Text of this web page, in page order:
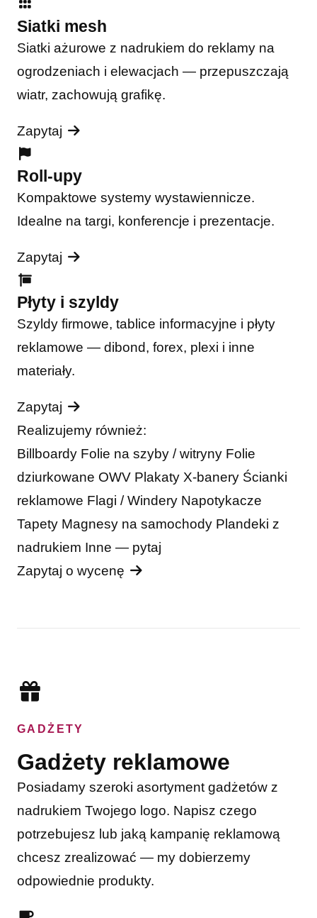
Siatki mesh
Siatki ażurowe z nadrukiem do reklamy na
ogrodzeniach i elewacjach — przepuszczają
wiatr, zachowują grafikę.
Zapytaj
Roll-upy
Kompaktowe systemy wystawiennicze.
Idealne na targi, konferencje i prezentacje.
Zapytaj
Płyty i szyldy
Szyldy firmowe, tablice informacyjne i płyty
reklamowe — dibond, forex, plexi i inne
materiały.
Zapytaj
Realizujemy również:
Billboardy Folie na szyby / witryny Folie
dziurkowane OWV Plakaty X-banery Ścianki
reklamowe Flagi / Windery Napotykacze
Tapety Magnesy na samochody Plandeki z
nadrukiem Inne — pytaj
Zapytaj o wycenę
GADŻETY
Gadżety reklamowe
Posiadamy szeroki asortyment gadżetów z
nadrukiem Twojego logo. Napisz czego
potrzebujesz lub jaką kampanię reklamową
chcesz zrealizować — my dobierzemy
odpowiednie produkty.